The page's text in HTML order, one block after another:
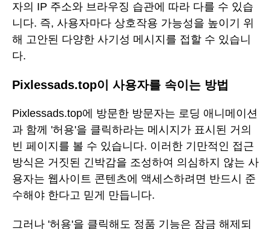
자의 IP 주소와 브라우징 습관에 따라 다를 수 있습
니다. 즉, 사용자마다 상호작용 가능성을 높이기 위
해 고안된 다양한 사기성 메시지를 접할 수 있습니
다.
Pixlessads.top이 사용자를 속이는 방법
Pixlessads.top에 방문한 방문자는 로딩 애니메이션
과 함께 '허용'을 클릭하라는 메시지가 표시된 거의
빈 페이지를 볼 수 있습니다. 이러한 기만적인 접근
방식은 거짓된 긴박감을 조성하여 의심하지 않는 사
용자는 웹사이트 콘텐츠에 액세스하려면 반드시 준
수해야 한다고 믿게 만듭니다.
그러나 '허용'을 클릭해도 정품 기능은 잠금 해제되